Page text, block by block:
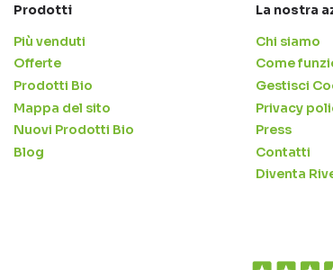
Prodotti
Più venduti
Offerte
Prodotti Bio
Mappa del sito
Nuovi Prodotti Bio
Blog
La nostra
Chi siamo
Come
Gestisci
Privacy
Press
Contatti
Diventa